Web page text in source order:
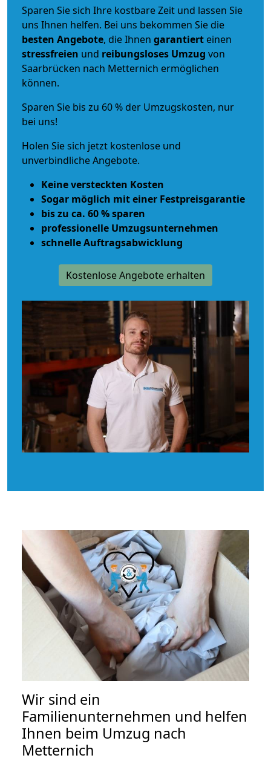
Sparen Sie sich Ihre kostbare Zeit und lassen Sie
uns Ihnen helfen. Bei uns bekommen Sie die
besten Angebote, die Ihnen garantiert einen
stressfreien und reibungsloses Umzug von
Saarbrücken nach Metternich ermöglichen
können.
Sparen Sie bis zu 60 % der Umzugskosten, nur
bei uns!
Holen Sie sich jetzt kostenlose und
unverbindliche Angebote.
Keine versteckten Kosten
Sogar möglich mit einer Festpreisgarantie
bis zu ca. 60 % sparen
professionelle Umzugsunternehmen
schnelle Auftragsabwicklung
Kostenlose Angebote erhalten
Wir sind ein
Familienunternehmen und helfen
Ihnen beim Umzug nach
Metternich